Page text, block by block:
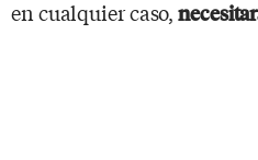
en cualquier caso,